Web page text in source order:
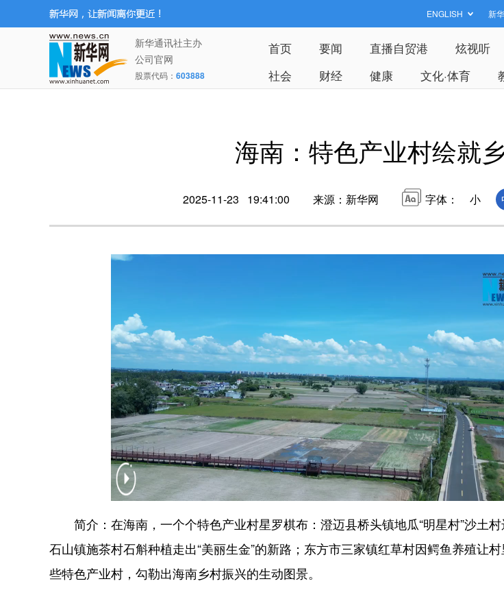
ENGLISH 新
新华通讯社主办
公司官网
股票代码： 603888
首页 要闻 直播自贸港 炫视听
社会
财经 健康 文化·体育
海南：特色产业村绘就
2025-11-23 19:41:00 来源：新华网 字体： 小
简介：在海南，一个个特色产业村星罗棋布：澄迈县桥头镇地瓜“明星村”沙土
石山镇施茶村石斛种植走出“美丽生金”的新路；东方市三家镇红草村因鳄鱼养殖让
些特色产业村，勾勒出海南乡村振兴的生动图景。